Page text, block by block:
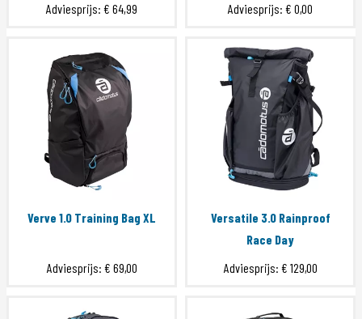
Adviesprijs: € 64,99
Adviesprijs: € 0,00
Verve 1.0 Training Bag XL
Adviesprijs: € 69,00
Versatile 3.0 Rainproof
Race Day
Adviesprijs: € 129,00